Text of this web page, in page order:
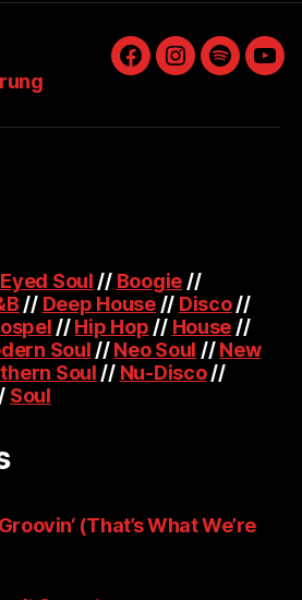
FacebookInstagram
Spotify
Soul // Boogie //
// Deep House// Disco//
//Hip Hop // House //
Soul //Neo Soul //New
Soul // Nu-Disco//
Soul
(That’s What We’re